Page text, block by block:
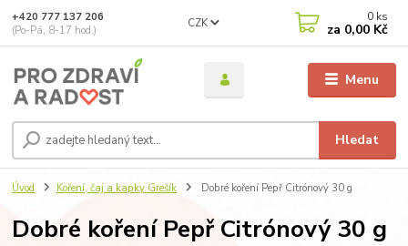
Menu
CZK
Hledat
+420 777 137 206
(Po-Pá, 8-17 hod.)
0 ks
za 0,00 Kč
Úvod Koření, čaj a kapky Grešík Dobré koření Pepř Citrónový 30 g
Dobré koření Pepř Citrónový 30 g